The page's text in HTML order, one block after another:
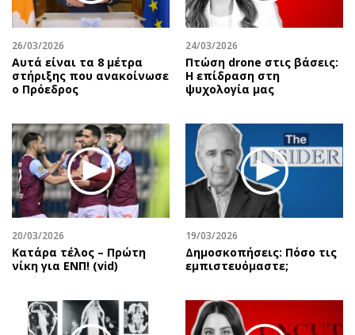
26/03/2026
Αυτά είναι τα 8 μέτρα
στήριξης που ανακοίνωσε
ο Πρόεδρος
24/03/2026
Πτώση drone στις βάσεις:
Η επίδραση στη
ψυχολογία μας
20/03/2026
Κατάρα τέλος – Πρώτη
νίκη για ΕΝΠ! (vid)
19/03/2026
Δημοσκοπήσεις: Πόσο τις
εμπιστευόμαστε;